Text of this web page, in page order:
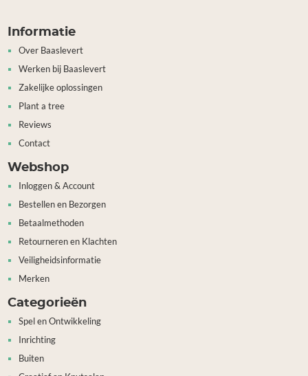
Informatie
Over Baaslevert
Werken bij Baaslevert
Zakelijke oplossingen
Plant a tree
Reviews
Contact
Webshop
Inloggen & Account
Bestellen en Bezorgen
Betaalmethoden
Retourneren en Klachten
Veiligheidsinformatie
Merken
Categorieën
Spel en Ontwikkeling
Inrichting
Buiten